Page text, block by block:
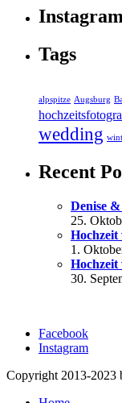
Tags
alpspitze Augsburg
wedding
Recent
Denise
25.
Hochzeit
1.
30.
Facebook
Instagram
Copyright 2013-2023